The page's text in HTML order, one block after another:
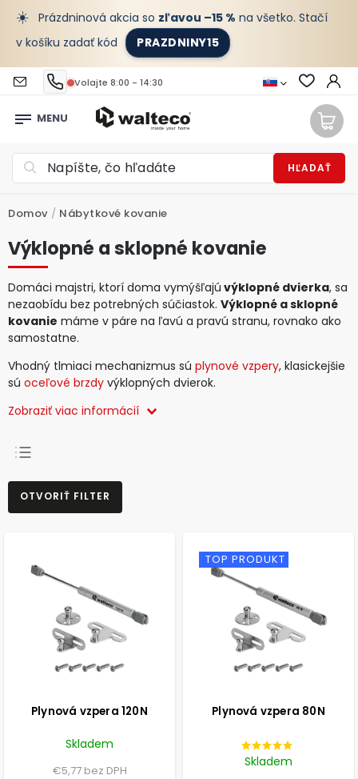
☀️ Prázdninová akcia so zľavou –15 % na všetko. Stačí
v košíku zadať kód
PRAZDNINY15
Volajte 8:00 - 14:30
HĽADAŤ
Domov / Nábytkové kovanie
Výklopné a sklopné kovanie
Domáci majstri, ktorí doma vymýšľajú výklopné dvierka, sa
nezaobídu bez potrebných súčiastok. Výklopné a sklopné
kovanie máme v páre na ľavú a pravú stranu, rovnako ako
samostatne.
Vhodný tlmiaci mechanizmus sú plynové vzpery, klasickejšie
sú oceľové brzdy výklopných dvierok.
Zobraziť viac informácií
NAJPREDÁVANEJŠIE
NAJLACNEJŠIE
OTVORIŤ FILTER
Plynová vzpera 120N
Skladem
€5,77 bez DPH
TOP PRODUKT
Plynová vzpera 80N
Skladem